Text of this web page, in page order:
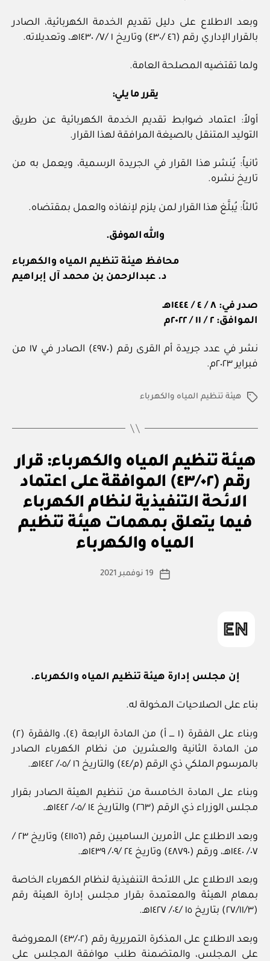
وبعد الاطلاع على دليل تقديم الخدمة الكهربائية، الصادر
بالقرار الإداري رقم (٤٦ /٤٣٠) وتاريخ ١ /٧/ ١٤٣٠هـ، وتعديلاته.
ولما تقتضيه المصلحة العامة.
يقرر ما يلي:
أولاً: اعتماد ضوابط تقديم الخدمة الكهربائية عن طريق
التوليد المتنقل بالصيغة المرافقة لهذا القرار.
ثانياً: يُنشر هذا القرار في الجريدة الرسمية، ويعمل به من
تاريخ نشره.
ثالثاً: يُبلَّغ هذا القرار لمن يلزم لإنفاذه والعمل بمقتضاه.
والله الموفق.
محافظ هيئة تنظيم المياه والكهرباء
د. عبدالرحمن بن محمد آل إبراهيم
صدر في: ٨ / ٤ / ١٤٤٤هـ
الموافق: ٢ / ١١ / ٢٠٢٢م
نشر في عدد جريدة أم القرى رقم (٤٩٧٠) الصادر في ١٧ من
فبراير ٢٠٢٣م.
الوسومهيئة تنظيم المياه والكهرباء
التصنيفات
هيئة تنظيم المياه والكهرباء: قرار
رقم (٤٣/٠٢) الموافقة على اعتماد
الائحة التنفيذية لنظام الكهرباء
فيما يتعلق بمهمات هيئة تنظيم
المياه والكهرباء
كاتب
بو
س
ة
تاريخ
19 نوفمبر 2021
إن مجلس إدارة هيئة تنظيم المياه والكهرباء.
بناء على الصلاحيات المخولة له.
وبناء على الفقرة (١ ــــ أ) من المادة الرابعة (٤)، والفقرة (٢)
من المادة الثانية والعشرين من نظام الكهرباء الصادر
بالمرسوم الملكي ذي الرقم (م/٤٤) والتاريخ ١٦ /٠٥/ ١٤٤٢هـ.
وبناء على المادة الخامسة من تنظيم الهيئة الصادر بقرار
مجلس الوزراء ذي الرقم (٢٦٣) والتاريخ ١٤ /٠٥/ ١٤٤٢هـ.
وبعد الاطلاع على الأمرين الساميين رقم (٤١١٥٦) وتاريخ ٢٣ /
٠٧/ ١٤٤٠هـ، ورقم (٤٨٧٩٠) وتاريخ ٢٤ /٠٩/ ١٤٣٩هـ.
وبعد الاطلاع على اللائحة التنفيذية لنظام الكهرباء الخاصة
بمهام الهيئة والمعتمدة بقرار مجلس إدارة الهيئة رقم
(٢٧/١١/٣) بتاريخ ١٥ /٠٤/ ١٤٢٧هـ.
وبعد الاطلاع على المذكرة التمريرية رقم (٤٣/٠٢) المعروضة
على المجلس، والمتضمنة طلب موافقة المجلس على